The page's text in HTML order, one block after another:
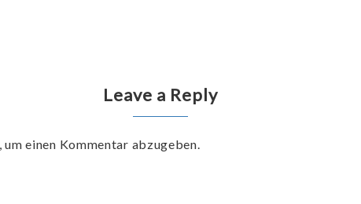
Leave a Reply
um einen Kommentar abzugeben.